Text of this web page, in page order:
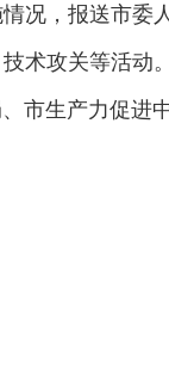
况，报送市委
术攻关等活动。
市生产力促进中